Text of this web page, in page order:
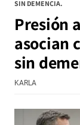
SIN DEMENCIA.
Presión
asocian
sin
KARLA